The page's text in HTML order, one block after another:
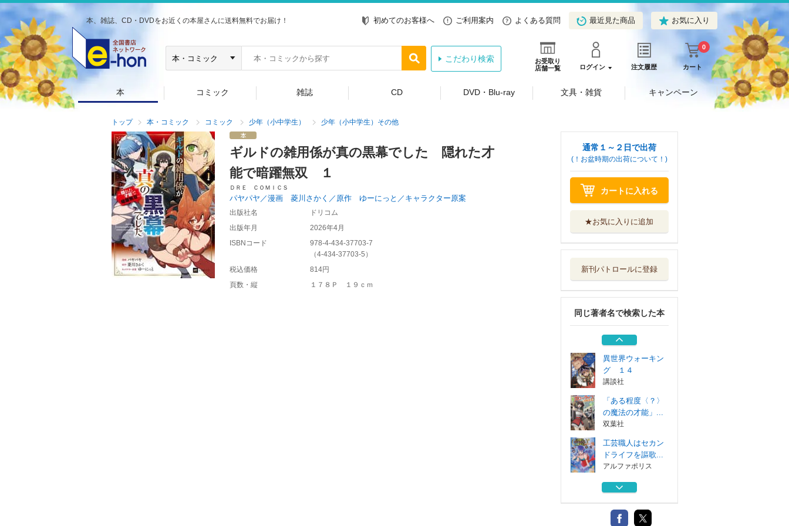
本、雑誌、CD・DVDをお近くの本屋さんに送料無料でお届け！ 初めてのお客様へ ご利用案内 よくある質問 最近見た商品 お気に入り
お受取り
店舗一覧
ログイン 注文履歴 カート
0
こだわり検索
本 コミック 雑誌 CD DVD・Blu-ray 文具・雑貨 キャンペーン
トップ 本・コミック コミック 少年（小中学生） 少年（小中学生）その他
ギルドの雑用係が真の黒幕でした 隠れた才
能で暗躍無双 １
ＤＲＥ ＣＯＭＩＣＳ
パヤパヤ／漫画 菱川さかく／原作 ゆーにっと／キャラクター原案
出版社名
ドリコム
出版年月
2026年4月
ISBNコード
978-4-434-37703-7
（4-434-37703-5 ）
税込価格
814円
頁数・縦
１７８Ｐ １９ｃｍ
通常１～２日で出荷
(！お盆時期の出荷について！)
カートに入れる
★お気に入りに追加
新刊パトロールに登録
同じ著者名で検索した本
工芸職人はセカン
ドライフを謳歌...
解雇された宮廷錬
スターツ出版
せっかく農家に転
生したので勇者...
ＫＡＤＯＫＡＷＡ
異世界ウォーキン
グ １４
講談社
「ある程度〈？〉
の魔法の才能」...
双葉社
工芸職人はセカン
ドライフを謳歌...
アルファポリス
解雇された宮廷錬
スターツ出版